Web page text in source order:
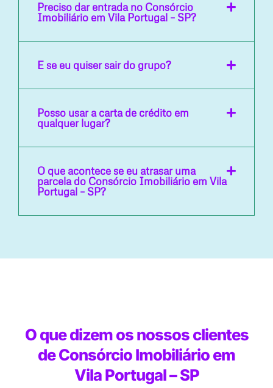
Preciso dar entrada no Consórcio
Imobiliário em Vila Portugal – SP?
E se eu quiser sair do grupo?
Posso usar a carta de crédito em
qualquer lugar?
O que acontece se eu atrasar uma
parcela do Consórcio Imobiliário em Vila
Portugal – SP?
O que dizem os nossos clientes
de Consórcio Imobiliário em
Vila Portugal – SP